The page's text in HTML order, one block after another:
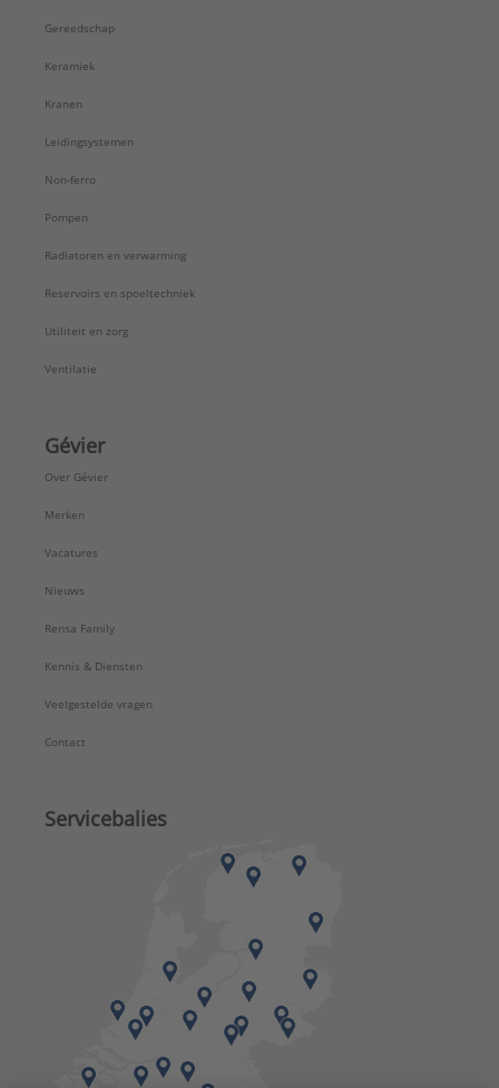
Gereedschap
Keramiek
Kranen
Leidingsystemen
Non-ferro
Pompen
Radiatoren en verwarming
Reservoirs en spoeltechniek
Utiliteit en zorg
Ventilatie
Gévier
Over Gévier
Merken
Vacatures
Nieuws
Rensa Family
Kennis & Diensten
Veelgestelde vragen
Contact
Servicebalies